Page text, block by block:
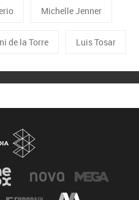
Michelle Jenner
de la Torre Luis Tosar